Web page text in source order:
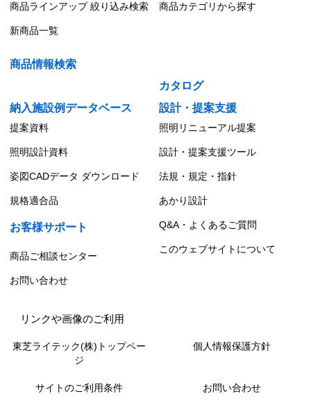
商品ラインアップ 絞り込み検索 商品カテゴリから探す
新商品一覧
商品情報検索
カタログ
納入施設例データベース
設計・提案支援
提案資料 照明リニューアル提案
照明設計資料 設計・提案支援ツール
姿図CADデータ ダウンロード 法規・規定・指針
規格適合品 あかり設計
お客様サポート Q&A・よくあるご質問
商品ご相談センター
このウェブサイトについて
お問い合わせ
リンクや画像のご利用
東芝ライテック(株)トップペー
ジ
個人情報保護方針
サイトのご利用条件 お問い合わせ